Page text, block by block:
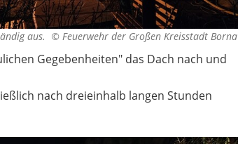
aus. © Feuerwehr der Großen Kreisstadt Borna
Gegebenheiten" das Dach nach und
nach dreieinhalb langen Stunden